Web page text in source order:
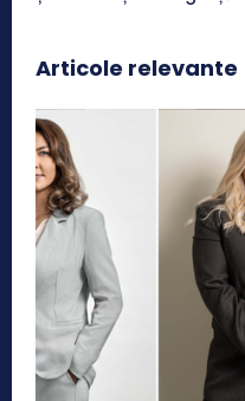
Articole relevante